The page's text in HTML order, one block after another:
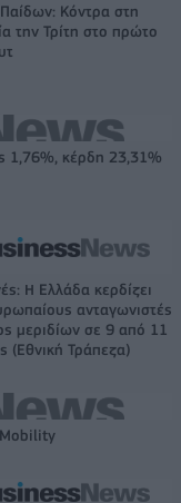
Κόντρα στη
την Τρίτη στο πρώτο
1,76%, κέρδη 23,31%
Η Ελλάδα κερδίζει
ανταγωνιστές
μεριδίων σε 9 από 11
(Εθνική Τράπεζα)
Mobility